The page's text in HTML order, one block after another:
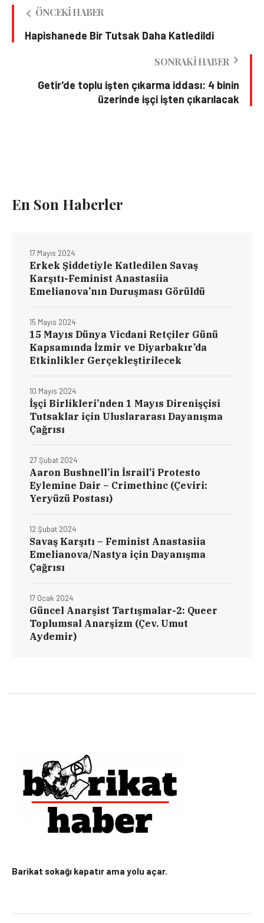
ÖNCEKI HABER
Hapishanede Bir Tutsak Daha Katledildi
SONRAKI HABER
Getir'de toplu işten çıkarma iddası: 4 binin
üzerinde işçi işten çıkarılacak
En Son Haberler
Erkek Şiddetiyle Katledilen Savaş
Karşıtı-Feminist Anastasiia
Emelianova’nın Duruşması Görüldü
17 Mayıs 2024
15 Mayıs Dünya Vicdani Retçiler Günü
Kapsamında İzmir ve Diyarbakır’da
Etkinlikler Gerçekleştirilecek
15 Mayıs 2024
İşçi Birlikleri’nden 1 Mayıs Direnişçisi
Tutsaklar için Uluslararası Dayanışma
Çağrısı
10 Mayıs 2024
Aaron Bushnell’in İsrail’i Protesto
Eylemine Dair – Crimethinc (Çeviri:
Yeryüzü Postası)
27 Şubat 2024
Savaş Karşıtı – Feminist Anastasiia
Emelianova/Nastya için Dayanışma
Çağrısı
12 Şubat 2024
Güncel Anarşist Tartışmalar-2: Queer
Toplumsal Anarşizm (Çev. Umut
Aydemir)
17 Ocak 2024
Barikat sokağı kapatır ama yolu açar.